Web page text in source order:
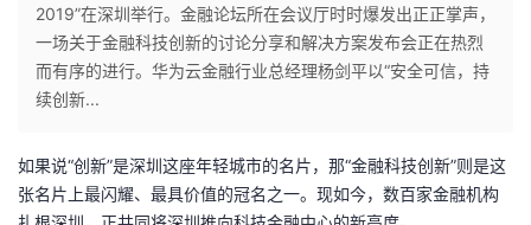
人
主
我
的
发
我
开
的
我
2019”在深圳举行。金融论坛所在会议厅时时爆发出正正掌声，
一场关于金融科技创新的讨论分享和解决方案发布会正在热烈
而有序的进行。华为云金融行业总经理杨剑平以“安全可信，持
续创新...
如果说“创新”是深圳这座年轻城市的名片，那“金融科技创新”则是这
张名片上最闪耀、最具价值的冠名之一。现如今，数百家金融机构